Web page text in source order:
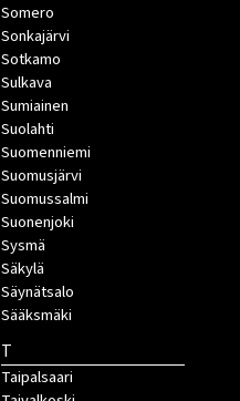
Somero
Sonkajärvi
Sotkamo
Sulkava
Sumiainen
Suolahti
Suomenniemi
Suomusjärvi
Suomussalmi
Suonenjoki
Sysmä
Säkylä
Säynätsalo
Sääksmäki
T
Taipalsaari